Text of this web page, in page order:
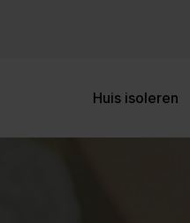
Huis isoleren